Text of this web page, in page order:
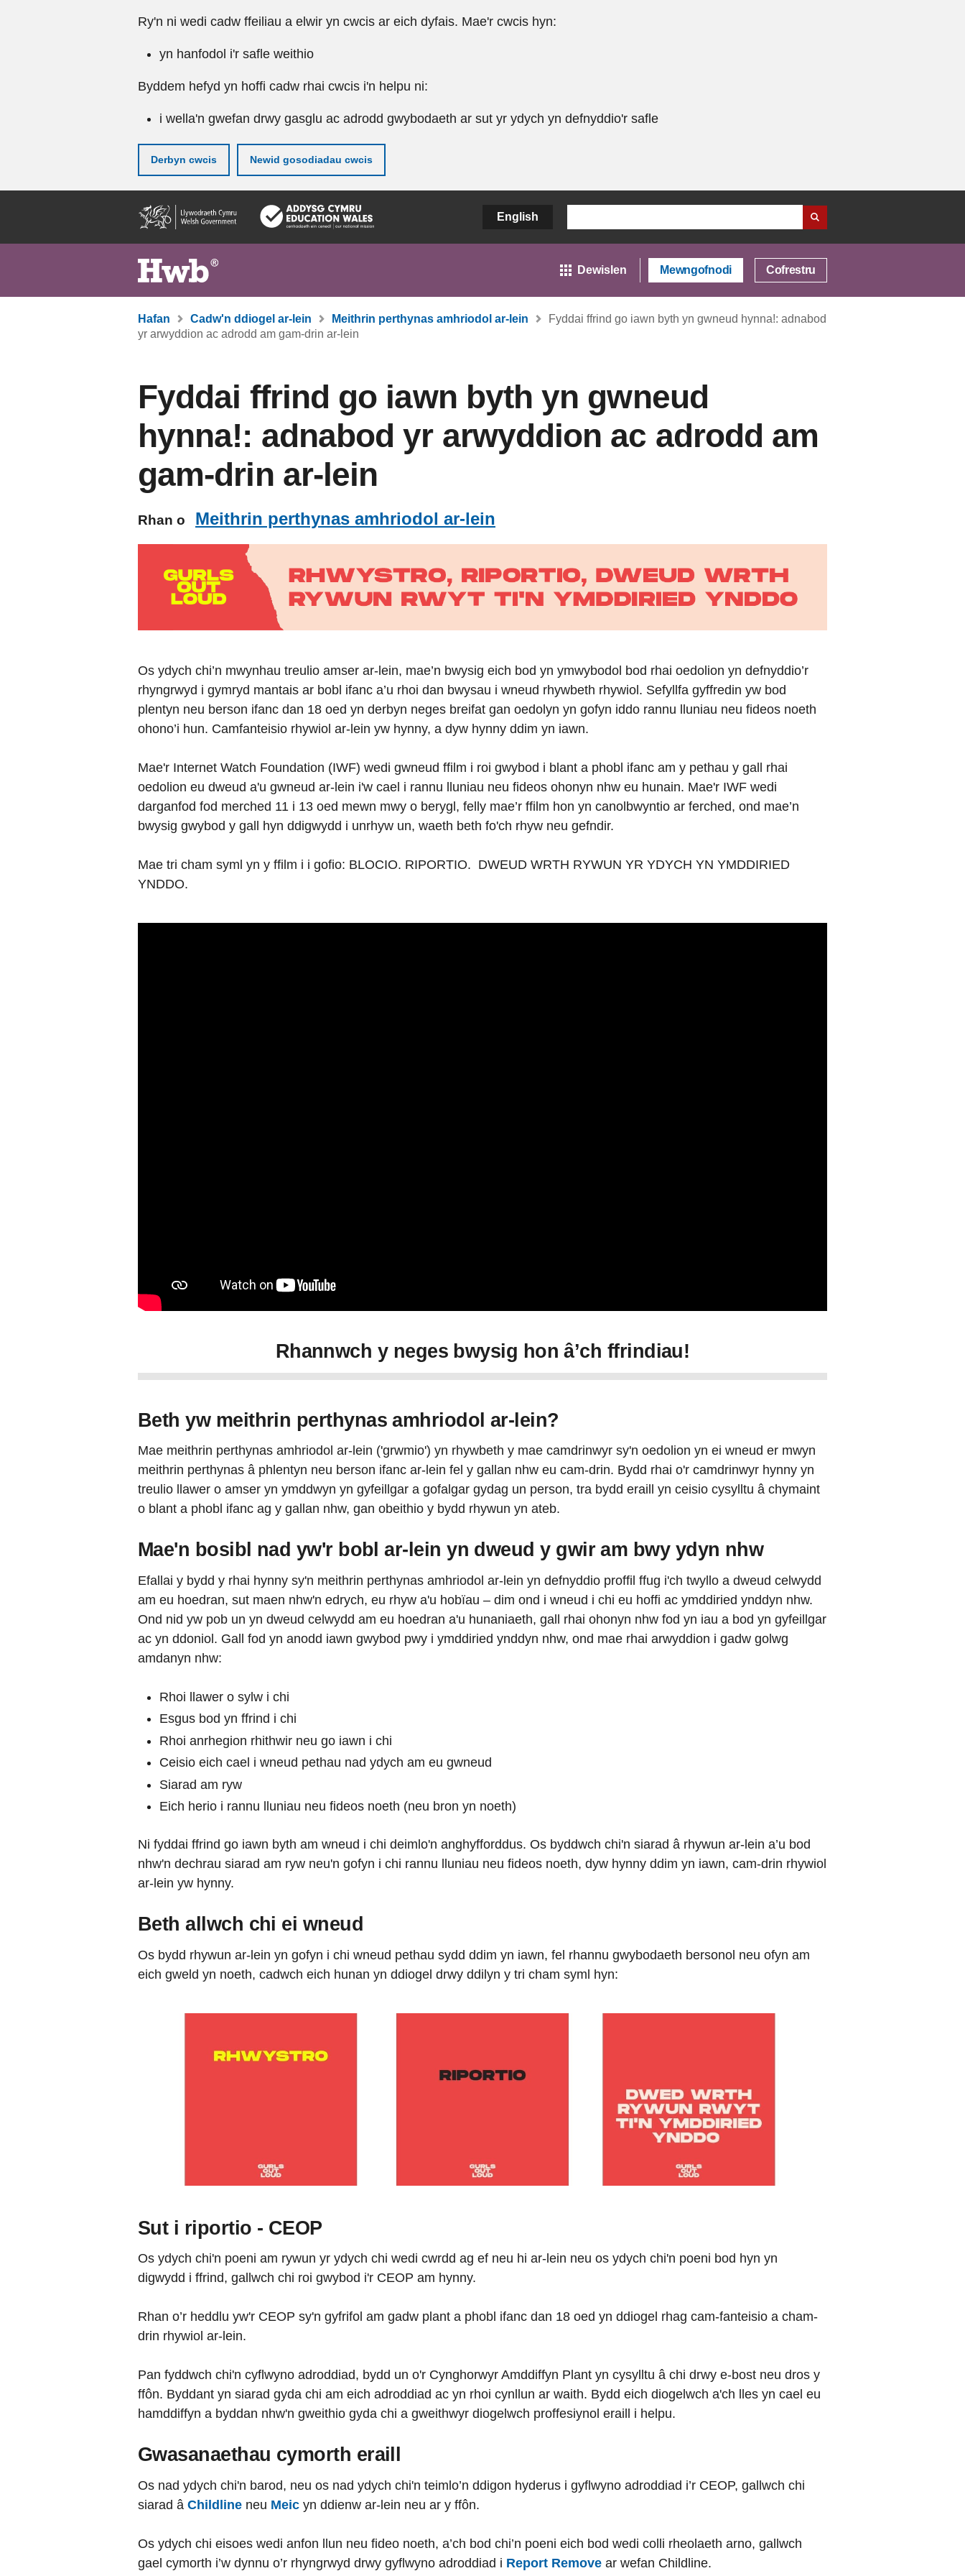
Ry'n ni wedi cadw ffeiliau a elwir yn cwcis ar eich dyfais. Mae'r cwcis hyn:
yn hanfodol i'r safle weithio
Byddem hefyd yn hoffi cadw rhai cwcis i'n helpu ni:
i wella'n gwefan drwy gasglu ac adrodd gwybodaeth ar sut yr ydych yn defnyddio'r safle
Derbyn cwcis Newid gosodiadau cwcis
gynnwy
English
Dewislen Mewngofnodi Cofrestru
Hafan Cadw'n ddiogel ar-lein Meithrin perthynas amhriodol ar-lein
Fyddai ffrind go iawn byth yn gwneud hynna!: adnabod
yr arwyddion ac adrodd am gam-drin ar-lein
Fyddai ffrind go iawn byth yn gwneud
hynna!: adnabod yr arwyddion ac adrodd am
gam-drin ar-lein
Rhan o Meithrin perthynas amhriodol ar-lein
Os ydych chi’n mwynhau treulio amser ar-lein, mae’n bwysig eich bod yn ymwybodol bod rhai oedolion yn defnyddio’r
rhyngrwyd i gymryd mantais ar bobl ifanc a’u rhoi dan bwysau i wneud rhywbeth rhywiol. Sefyllfa gyffredin yw bod
plentyn neu berson ifanc dan 18 oed yn derbyn neges breifat gan oedolyn yn gofyn iddo rannu lluniau neu fideos noeth
ohono’i hun. Camfanteisio rhywiol ar-lein yw hynny, a dyw hynny ddim yn iawn.
Mae'r Internet Watch Foundation (IWF) wedi gwneud ffilm i roi gwybod i blant a phobl ifanc am y pethau y gall rhai
oedolion eu dweud a'u gwneud ar-lein i'w cael i rannu lluniau neu fideos ohonyn nhw eu hunain. Mae'r IWF wedi
darganfod fod merched 11 i 13 oed mewn mwy o berygl, felly mae’r ffilm hon yn canolbwyntio ar ferched, ond mae’n
bwysig gwybod y gall hyn ddigwydd i unrhyw un, waeth beth fo'ch rhyw neu gefndir.
Mae tri cham syml yn y ffilm i i gofio: BLOCIO. RIPORTIO. DWEUD WRTH RYWUN YR YDYCH YN YMDDIRIED
YNDDO.
Rhannwch y neges bwysig hon â’ch ffrindiau!
Beth yw meithrin perthynas amhriodol ar-lein?
Mae meithrin perthynas amhriodol ar-lein ('grwmio') yn rhywbeth y mae camdrinwyr sy'n oedolion yn ei wneud er mwyn
meithrin perthynas â phlentyn neu berson ifanc ar-lein fel y gallan nhw eu cam-drin. Bydd rhai o'r camdrinwyr hynny yn
treulio llawer o amser yn ymddwyn yn gyfeillgar a gofalgar gydag un person, tra bydd eraill yn ceisio cysylltu â chymaint
o blant a phobl ifanc ag y gallan nhw, gan obeithio y bydd rhywun yn ateb.
Mae'n bosibl nad yw'r bobl ar-lein yn dweud y gwir am bwy ydyn nhw
Efallai y bydd y rhai hynny sy'n meithrin perthynas amhriodol ar-lein yn defnyddio proffil ffug i'ch twyllo a dweud celwydd
am eu hoedran, sut maen nhw'n edrych, eu rhyw a'u hobïau – dim ond i wneud i chi eu hoffi ac ymddiried ynddyn nhw.
Ond nid yw pob un yn dweud celwydd am eu hoedran a'u hunaniaeth, gall rhai ohonyn nhw fod yn iau a bod yn gyfeillgar
ac yn ddoniol. Gall fod yn anodd iawn gwybod pwy i ymddiried ynddyn nhw, ond mae rhai arwyddion i gadw golwg
amdanyn nhw:
Rhoi llawer o sylw i chi
Esgus bod yn ffrind i chi
Rhoi anrhegion rhithwir neu go iawn i chi
Ceisio eich cael i wneud pethau nad ydych am eu gwneud
Siarad am ryw
Eich herio i rannu lluniau neu fideos noeth (neu bron yn noeth)
Ni fyddai ffrind go iawn byth am wneud i chi deimlo'n anghyfforddus. Os byddwch chi'n siarad â rhywun ar-lein a’u bod
nhw'n dechrau siarad am ryw neu'n gofyn i chi rannu lluniau neu fideos noeth, dyw hynny ddim yn iawn, cam-drin rhywiol
ar-lein yw hynny.
Beth allwch chi ei wneud
Os bydd rhywun ar-lein yn gofyn i chi wneud pethau sydd ddim yn iawn, fel rhannu gwybodaeth bersonol neu ofyn am
eich gweld yn noeth, cadwch eich hunan yn ddiogel drwy ddilyn y tri cham syml hyn:
Sut i riportio - CEOP
Os ydych chi'n poeni am rywun yr ydych chi wedi cwrdd ag ef neu hi ar-lein neu os ydych chi'n poeni bod hyn yn
digwydd i ffrind, gallwch chi roi gwybod i'r CEOP am hynny.
Rhan o’r heddlu yw'r CEOP sy'n gyfrifol am gadw plant a phobl ifanc dan 18 oed yn ddiogel rhag cam-fanteisio a cham-
drin rhywiol ar-lein.
Pan fyddwch chi'n cyflwyno adroddiad, bydd un o'r Cynghorwyr Amddiffyn Plant yn cysylltu â chi drwy e-bost neu dros y
ffôn. Byddant yn siarad gyda chi am eich adroddiad ac yn rhoi cynllun ar waith. Bydd eich diogelwch a'ch lles yn cael eu
hamddiffyn a byddan nhw'n gweithio gyda chi a gweithwyr diogelwch proffesiynol eraill i helpu.
Gwasanaethau cymorth eraill
Os nad ydych chi'n barod, neu os nad ydych chi'n teimlo’n ddigon hyderus i gyflwyno adroddiad i’r CEOP, gallwch chi
siarad â Childline neu Meic yn ddienw ar-lein neu ar y ffôn.
Os ydych chi eisoes wedi anfon llun neu fideo noeth, a’ch bod chi’n poeni eich bod wedi colli rheolaeth arno, gallwch
gael cymorth i’w dynnu o’r rhyngrwyd drwy gyflwyno adroddiad i Report Remove ar wefan Childline.